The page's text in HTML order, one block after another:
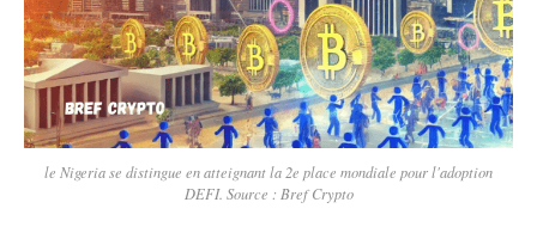
le Nigeria se distingue en atteignant la 2e place mondiale pour l'adoption
DEFI. Source : Bref Crypto